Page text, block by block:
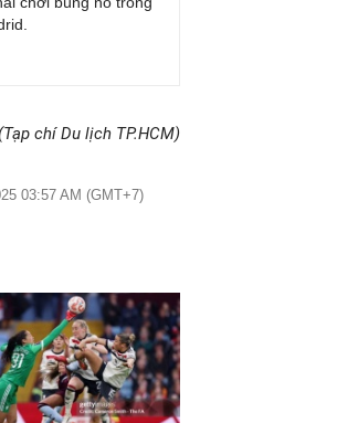
chí Du lịch TP.HCM)
03:57 AM (GMT+7)